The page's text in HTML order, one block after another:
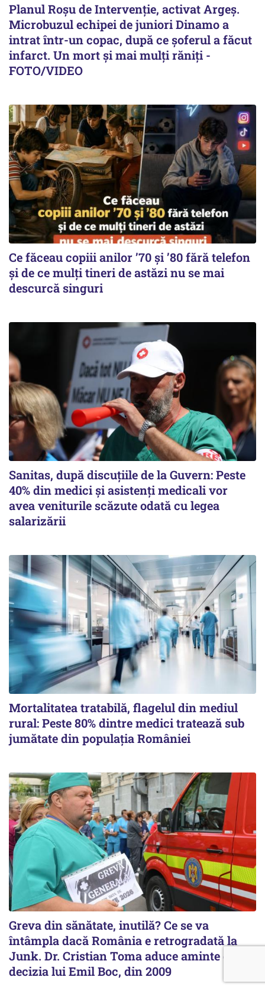
Planul Roşu de Intervenţie, activat Argeş.
Microbuzul echipei de juniori Dinamo a
intrat într-un copac, după ce șoferul a făcut
infarct. Un mort și mai mulți răniți -
FOTO/VIDEO
Ce făceau copiii anilor ’70 și ’80 fără telefon
și de ce mulți tineri de astăzi nu se mai
descurcă singuri
Sanitas, după discuțiile de la Guvern: Peste
40% din medici și asistenți medicali vor
avea veniturile scăzute odată cu legea
salarizării
Mortalitatea tratabilă, flagelul din mediul
rural: Peste 80% dintre medici tratează sub
jumătate din populația României
Greva din sănătate, inutilă? Ce se va
întâmpla dacă România e retrogradată la
Junk. Dr. Cristian Toma aduce aminte de
decizia lui Emil Boc, din 2009